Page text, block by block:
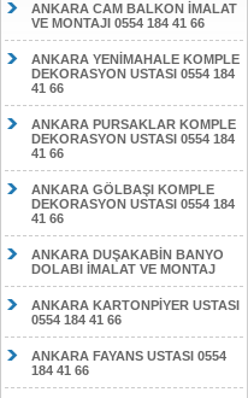
ANKARA CAM BALKON İMALAT
VE MONTAJI 0554 184 41 66
ANKARA YENİMAHALE KOMPLE
DEKORASYON USTASI 0554 184
41 66
ANKARA PURSAKLAR KOMPLE
DEKORASYON USTASI 0554 184
41 66
ANKARA GÖLBAŞI KOMPLE
DEKORASYON USTASI 0554 184
41 66
ANKARA DUŞAKABİN BANYO
DOLABI İMALAT VE MONTAJ
ANKARA KARTONPİYER USTASI
0554 184 41 66
ANKARA FAYANS USTASI 0554
184 41 66